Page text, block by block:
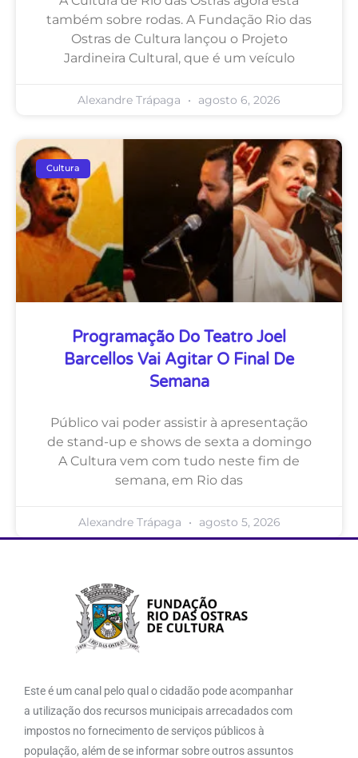
também sobre rodas. A Fundação Rio das
Ostras de Cultura lançou o Projeto
Jardineira Cultural, que é um veículo
Alexandre Trápaga agosto 6, 2026
Cultura
Programação Do Teatro Joel
Barcellos Vai Agitar O Final De
Semana
Público vai poder assistir à apresentação
de stand-up e shows de sexta a domingo
A Cultura vem com tudo neste fim de
semana, em Rio das
Alexandre Trápaga agosto 5, 2026
Este é um canal pelo qual o cidadão pode acompanhar
a utilização dos recursos municipais arrecadados com
impostos no fornecimento de serviços públicos à
população, além de se informar sobre outros assuntos